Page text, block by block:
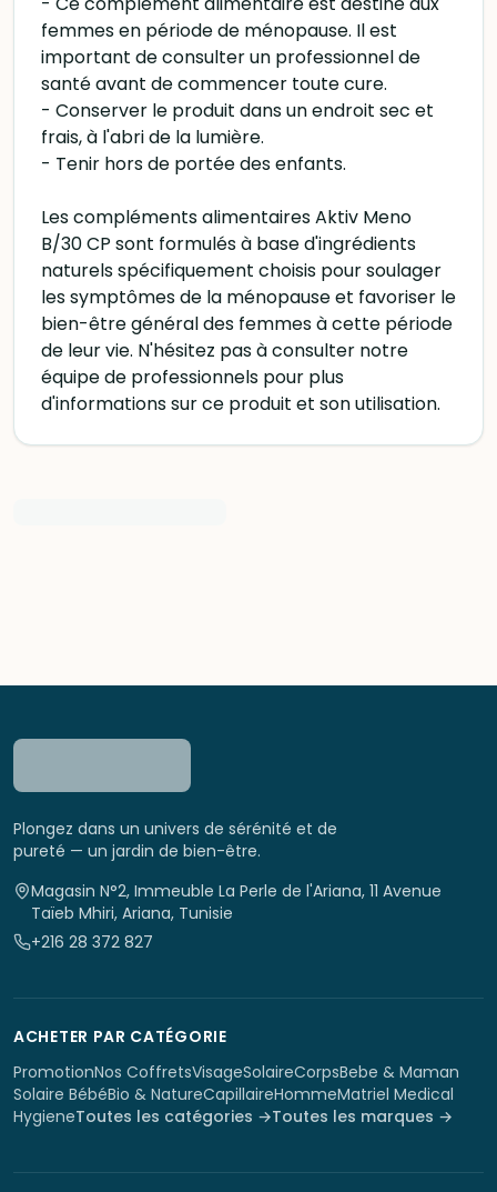
femmes en période de ménopause. Il est
important de consulter un professionnel de
santé avant de commencer toute cure.
- Conserver le produit dans un endroit sec et
frais, à l'abri de la lumière.
- Tenir hors de portée des enfants.
Les compléments alimentaires Aktiv Meno
B/30 CP sont formulés à base d'ingrédients
naturels spécifiquement choisis pour soulager
les symptômes de la ménopause et favoriser le
bien-être général des femmes à cette période
de leur vie. N'hésitez pas à consulter notre
équipe de professionnels pour plus
d'informations sur ce produit et son utilisation.
Plongez dans un univers de sérénité et de
pureté — un jardin de bien-être.
Magasin N°2, Immeuble La Perle de l'Ariana, 11 Avenue
Taïeb Mhiri, Ariana, Tunisie
+216 28 372 827
ACHETER PAR CATÉGORIE
PromotionNos CoffretsVisageSolaireCorpsBebe & Maman
Solaire BébéBio & NatureCapillaireHommeMatriel Medical
HygieneToutes les catégories →Toutes les marques →